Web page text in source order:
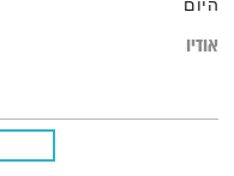
היום
אודיו